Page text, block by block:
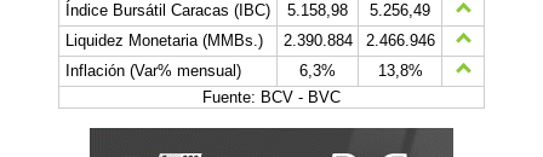
Índice Bursátil Caracas (IBC)
5.158,98
5.256,49
Liquidez Monetaria (MMBs.)
2.390.884
2.466.946
Inflación (Var% mensual)
6,3%
13,8%
Fuente: BCV - BVC